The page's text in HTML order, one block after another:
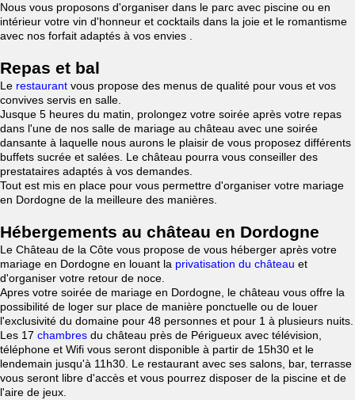
Nous vous proposons d'organiser dans le parc avec piscine ou en
intérieur votre vin d'honneur et cocktails dans la joie et le romantisme
avec nos forfait adaptés à vos envies .
Repas et bal
Le restaurant vous propose des menus de qualité pour vous et vos
convives servis en salle.
Jusque 5 heures du matin, prolongez votre soirée après votre repas
dans l'une de nos salle de mariage au château avec une soirée
dansante à laquelle nous aurons le plaisir de vous proposez différents
buffets sucrée et salées. Le château pourra vous conseiller des
prestataires adaptés à vos demandes.
Tout est mis en place pour vous permettre d'organiser votre mariage
en Dordogne de la meilleure des manières.
Hébergements au château en Dordogne
Le Château de la Côte vous propose de vous héberger après votre
mariage en Dordogne en louant la privatisation du château et
d'organiser votre retour de noce.
Apres votre soirée de mariage en Dordogne, le château vous offre la
possibilité de loger sur place de manière ponctuelle ou de louer
l'exclusivité du domaine pour 48 personnes et pour 1 à plusieurs nuits.
Les 17 chambres du château près de Périgueux avec télévision,
téléphone et Wifi vous seront disponible à partir de 15h30 et le
lendemain jusqu'à 11h30. Le restaurant avec ses salons, bar, terrasse
vous seront libre d'accès et vous pourrez disposer de la piscine et de
l'aire de jeux.